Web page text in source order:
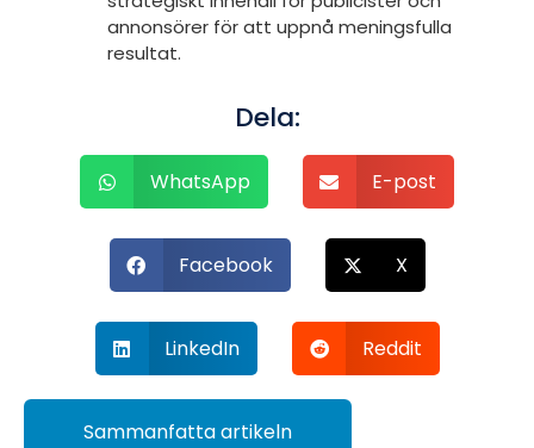
annonsörer för att uppnå meningsfulla
resultat.
Dela:
WhatsApp E-post
Facebook X
LinkedIn Reddit
Sammanfatta artikeln